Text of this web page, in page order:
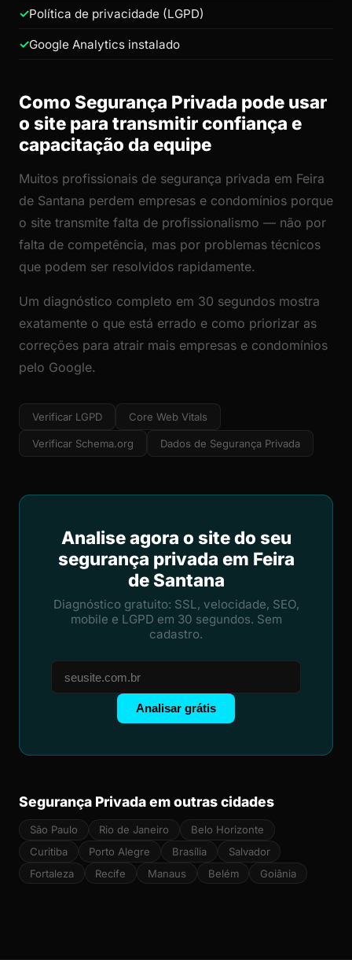
Política de privacidade (LGPD)
Google Analytics instalado
Como Segurança Privada pode usar
o site para transmitir confiança e
capacitação da equipe
Muitos profissionais de segurança privada em Feira
de Santana perdem empresas e condomínios porque
o site transmite falta de profissionalismo — não por
falta de competência, mas por problemas técnicos
que podem ser resolvidos rapidamente.
Um diagnóstico completo em 30 segundos mostra
exatamente o que está errado e como priorizar as
correções para atrair mais empresas e condomínios
pelo Google.
Verificar LGPD Core Web Vitals
Verificar Schema.org Dados de Segurança Privada
Analise agora o site do seu
segurança privada em Feira
de Santana
Diagnóstico gratuito: SSL, velocidade, SEO,
mobile e LGPD em 30 segundos. Sem
cadastro.
Analisar grátis
Segurança Privada em outras cidades
São Paulo Rio de Janeiro
Belo Horizonte
Curitiba
Porto Alegre Brasília
Salvador
Fortaleza
Recife Manaus Belém Goiânia